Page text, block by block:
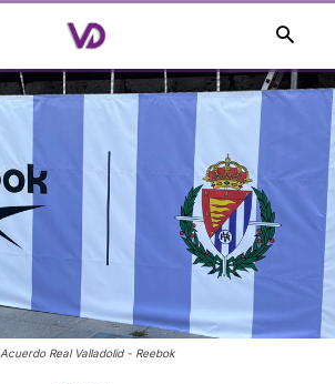
Acuerdo Real Valladolid - Reebok